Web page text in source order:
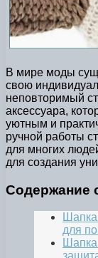
В мире моды
свою
неповторимый
аксессуара,
уютным и
ручной работы
для многих
для создания
Содержание
для